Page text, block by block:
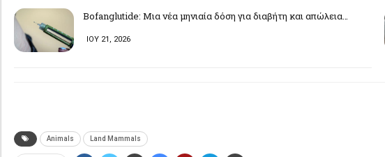
Bofanglutide: Μια νέα μηνιαία δόση για διαβήτη και απώλεια…
ΙΟΥ 21, 2026
Animals Land Mammals